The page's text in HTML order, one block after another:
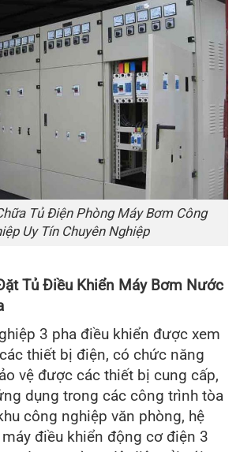
Tủ Điện Phòng Máy Bơm Công
Uy Tín Chuyên Nghiệp
Tủ Điều Khiển Máy Bơm Nước
3 pha điều khiển được xem
thiết bị điện, có chức năng
vệ được các thiết bị cung cấp,
dụng trong các công trình tòa
công nghiệp văn phòng, hệ
điều khiển động cơ điện 3